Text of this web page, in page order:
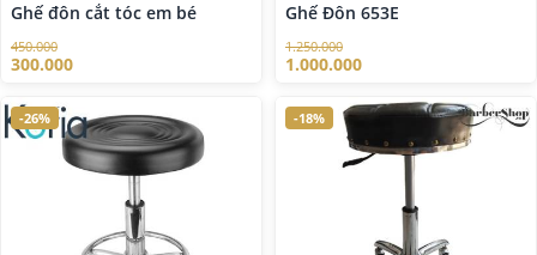
Ghế đôn cắt tóc em bé
450.000
300.000
Ghế Đôn 653E
1.250.000
1.000.000
-26% -18%